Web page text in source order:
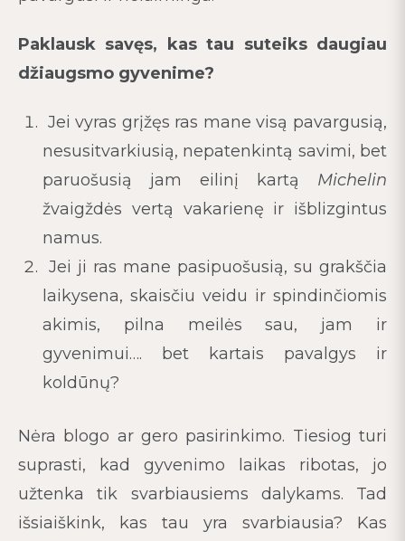
Paklausk savęs, kas tau suteiks daugiau
džiaugsmo gyvenime?
Jei vyras grįžęs ras mane visą pavargusią,
nesusitvarkiusią, nepatenkintą savimi, bet
paruošusią jam eilinį kartą Michelin
žvaigždės vertą vakarienę ir išblizgintus
namus.
Jei ji ras mane pasipuošusią, su grakščia
laikysena, skaisčiu veidu ir spindinčiomis
akimis, pilna meilės sau, jam ir
gyvenimui…. bet kartais pavalgys ir
koldūnų?
Nėra blogo ar gero pasirinkimo. Tiesiog turi
suprasti, kad gyvenimo laikas ribotas, jo
užtenka tik svarbiausiems dalykams. Tad
išsiaiškink, kas tau yra svarbiausia? Kas